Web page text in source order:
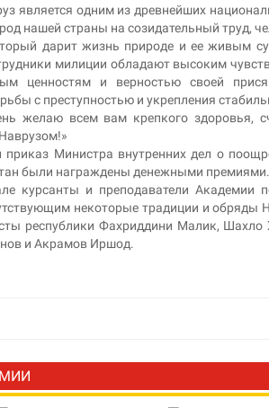
является одним из древнейших
нашей страны на созидательный труд,
дарит жизнь природе и ее живым
милиции обладают высоким
ценностям и верностью своей
с преступностью и укрепления
желаю всем вам крепкого здоровья,
Министра внутренних дел о
были награждены денежными премиями.
курсанты и преподаватели Академии
некоторые традиции и обряды
республики Фахриддини Малик,
и Акрамов Иршод.